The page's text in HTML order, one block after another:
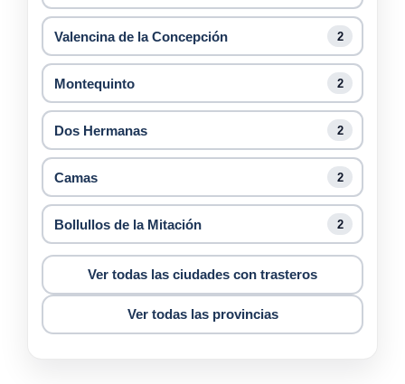
Valencina de la Concepción 2
Montequinto 2
Dos Hermanas 2
Camas 2
Bollullos de la Mitación 2
Ver todas las ciudades con trasteros
Ver todas las provincias